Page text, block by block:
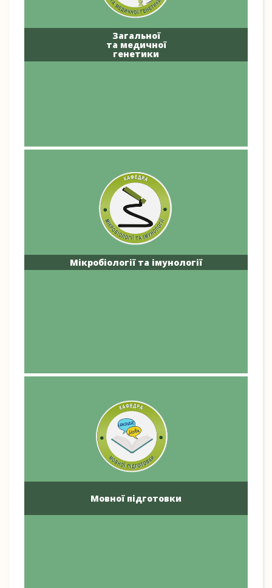
Загальної
та медичної
генетики
Мікробіології та імунології
Мовної підготовки